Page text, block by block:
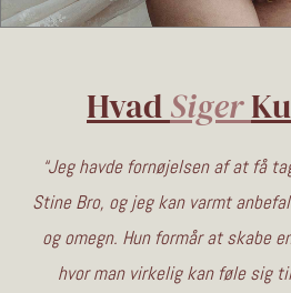
HvadSiger
“Jeg havde fornøjelsen af at få
Stine Bro, og jeg kan varmt
og omegn. Hun formår at skabe
hvor man virkelig kan føle sig